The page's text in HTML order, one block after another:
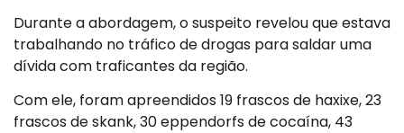
Durante a abordagem, o suspeito revelou que estava
trabalhando no tráfico de drogas para saldar uma
dívida com traficantes da região.
Com ele, foram apreendidos 19 frascos de haxixe, 23
frascos de skank, 30 eppendorfs de cocaína, 43